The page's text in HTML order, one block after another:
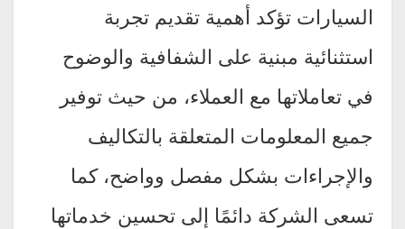
السيارات تؤكد أهمية تقديم تجربة
استثنائية مبنية على الشفافية والوضوح
في تعاملاتها مع العملاء، من حيث توفير
جميع المعلومات المتعلقة بالتكاليف
والإجراءات بشكل مفصل وواضح، كما
تسعى الشركة دائمًا إلى تحسين خدماتها